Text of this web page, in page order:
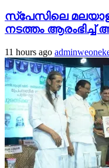
സ്‌പേസിലെ
നടത്തം
11 hours ago